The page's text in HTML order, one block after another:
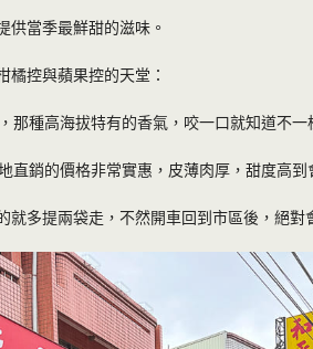
供當季最鮮甜的滋味。
橘控與蘋果控的天堂：
那種高海拔特有的香氣，咬一口就知道不一
直銷的價格非常實惠，皮薄肉厚，甜度高
就多提兩袋走，不然開車回到市區後，絕對